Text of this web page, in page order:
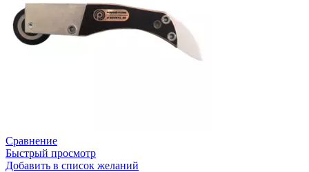
Сравнение
Быстрый просмотр
Добавить в список желаний